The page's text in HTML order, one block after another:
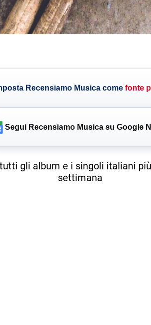
Recensiamo Musica come fonte
Segui Recensiamo Musica su Google
gli album e i singoli italiani
settimana